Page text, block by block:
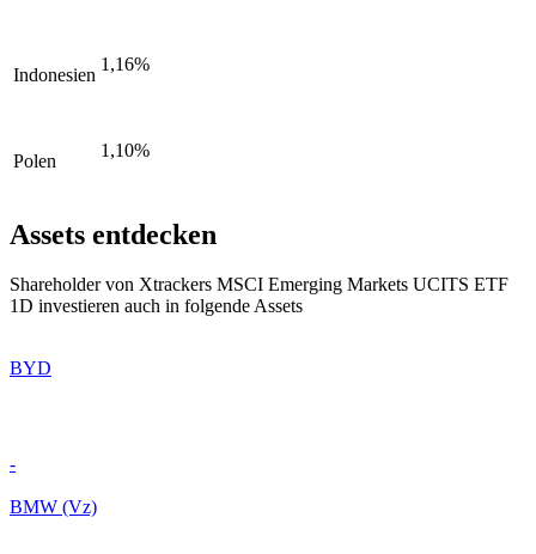
Indonesien
1,16%
Polen
1,10%
Assets entdecken
Shareholder von Xtrackers MSCI Emerging Markets UCITS ETF
1D investieren auch in folgende Assets
BYD
-
BMW (Vz)